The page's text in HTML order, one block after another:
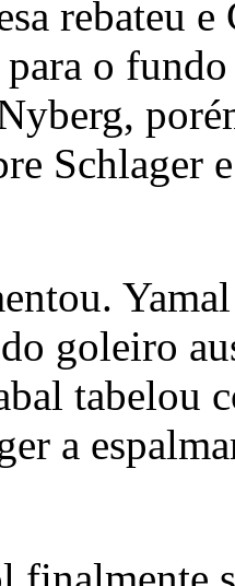
rebateu
o fundo
Schlager
goleiro
tabelou
a